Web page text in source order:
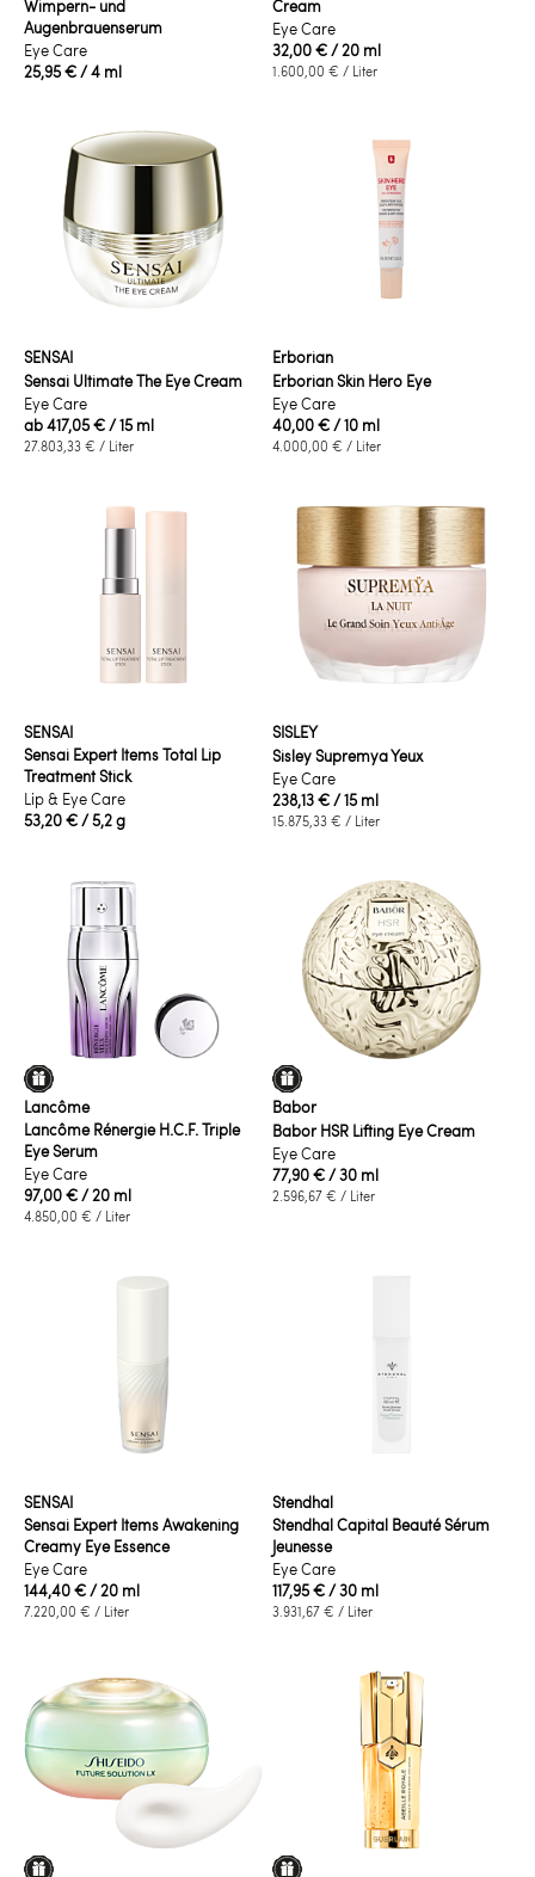
Wimpern- und
Augenbrauenserum
Eye Care
25,95 €/ 4 ml
Cream
Eye Care
32,00 €/ 20 ml
1.600,00 € / Liter
SENSAI
Sensai Ultimate The Eye Cream
Eye Care
ab417,05 €/ 15 ml
27.803,33 € / Liter
Erborian
Erborian Skin Hero Eye
Eye Care
40,00 €/ 10 ml
4.000,00 € / Liter
SENSAI
Sensai Expert Items Total Lip
Treatment Stick
Lip & Eye Care
53,20 €/ 5,2 g
SISLEY
Sisley Supremya Yeux
Eye Care
238,13 €/ 15 ml
15.875,33 € / Liter
Lancôme
Lancôme Rénergie H.C.F. Triple
Eye Serum
Eye Care
97,00 €/ 20 ml
4.850,00 € / Liter
Babor
Babor HSR Lifting Eye Cream
Eye Care
77,90 €/ 30 ml
2.596,67 € / Liter
SENSAI
Sensai Expert Items Awakening
Creamy Eye Essence
Eye Care
144,40 €/ 20 ml
7.220,00 € / Liter
Stendhal
Stendhal Capital Beauté Sérum
Jeunesse
Eye Care
117,95 €/ 30 ml
3.931,67 € / Liter